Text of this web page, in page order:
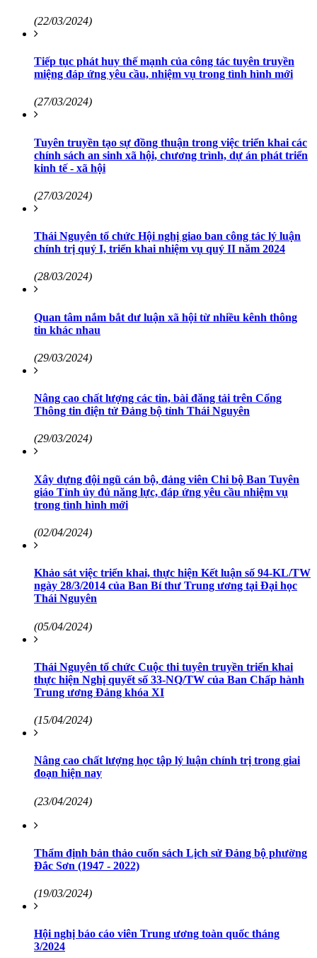
(22/03/2024)
Tiếp tục phát huy thế mạnh của công tác tuyên truyền
miệng đáp ứng yêu cầu, nhiệm vụ trong tình hình mới
(27/03/2024)
Tuyên truyền tạo sự đồng thuận trong việc triển khai các
chính sách an sinh xã hội, chương trình, dự án phát triển
kinh tế - xã hội
(27/03/2024)
Thái Nguyên tổ chức Hội nghị giao ban công tác lý luận
chính trị quý I, triển khai nhiệm vụ quý II năm 2024
(28/03/2024)
Quan tâm nắm bắt dư luận xã hội từ nhiều kênh thông
tin khác nhau
(29/03/2024)
Nâng cao chất lượng các tin, bài đăng tải trên Cổng
Thông tin điện tử Đảng bộ tỉnh Thái Nguyên
(29/03/2024)
Xây dựng đội ngũ cán bộ, đảng viên Chi bộ Ban Tuyên
giáo Tỉnh ủy đủ năng lực, đáp ứng yêu cầu nhiệm vụ
trong tình hình mới
(02/04/2024)
Khảo sát việc triển khai, thực hiện Kết luận số 94-KL/TW
ngày 28/3/2014 của Ban Bí thư Trung ương tại Đại học
Thái Nguyên
(05/04/2024)
Thái Nguyên tổ chức Cuộc thi tuyên truyền triển khai
thực hiện Nghị quyết số 33-NQ/TW của Ban Chấp hành
Trung ương Đảng khóa XI
(15/04/2024)
Nâng cao chất lượng học tập lý luận chính trị trong giai
đoạn hiện nay
(23/04/2024)
Thẩm định bản thảo cuốn sách Lịch sử Đảng bộ phường
Đắc Sơn (1947 - 2022)
(19/03/2024)
Hội nghị báo cáo viên Trung ương toàn quốc tháng
3/2024